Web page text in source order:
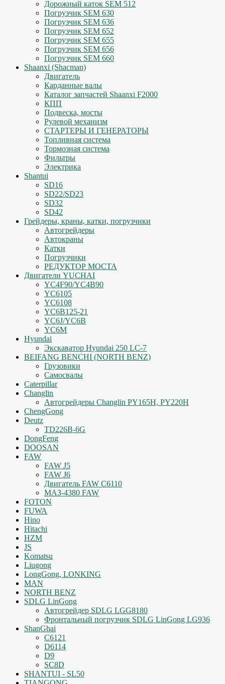
Дорожный каток SEM 512
Погрузчик SEM 630
Погрузчик SEM 636
Погрузчик SEM 652
Погрузчик SEM 655
Погрузчик SEM 656
Погрузчик SEM 660
Shaanxi (Shacman)
Двигатель
Карданные валы
Каталог запчастей Shaanxi F2000
КПП
Подвеска, мосты
Рулевой механизм
СТАРТЕРЫ И ГЕНЕРАТОРЫ
Топливная система
Тормозная система
Фильтры
Электрика
Shantui
SD16
SD22/SD23
SD32
SD42
Грейдеры, краны, катки, погрузчики
Автогрейдеры
Автокраны
Катки
Погрузчики
РЕДУКТОР МОСТА
Двигатели YUCHAI
YC4F90/YC4B90
YC6105
YC6108
YC6B125-21
YC6J/YC6B
YC6M
Hyundai
Экскаватор Hyundai 250 LC-7
BEIFANG BENCHI (NORTH BENZ)
Грузовики
Самосвалы
Caterpillar
Changlin
Автогрейдеры Changlin PY165H, PY220H
ChengGong
Deutz
TD226B-6G
DongFeng
DOOSAN
FAW
FAW J5
FAW J6
Двигатель FAW C6110
МАЗ-4380 FAW
FOTON
FUWA
Hino
Hitachi
HZM
JS
Komatsu
Liugong
LongGong, LONKING
MAN
NORTH BENZ
SDLG LinGong
Автогрейдер SDLG LGG8180
Фронтальный погрузчик SDLG LinGong LG936
ShanGhai
C6121
D6114
D9
SC8D
SHANTUI - SL50